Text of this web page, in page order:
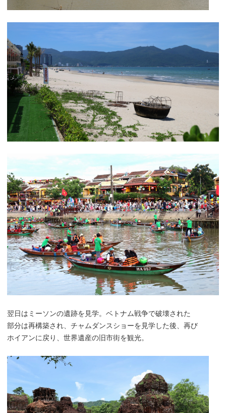
翌日はミーソンの遺跡を見学。ベトナム戦争で破壊された
部分は再構築され、チャムダンスショーを見学した後、再び
ホイアンに戻り、世界遺産の旧市街を観光。